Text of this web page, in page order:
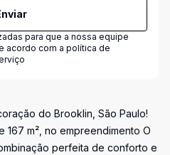
para que a nossa equipe
acordo com a política de
do Brooklin, São Paulo!
167 m², no empreendimento O
perfeita de conforto e